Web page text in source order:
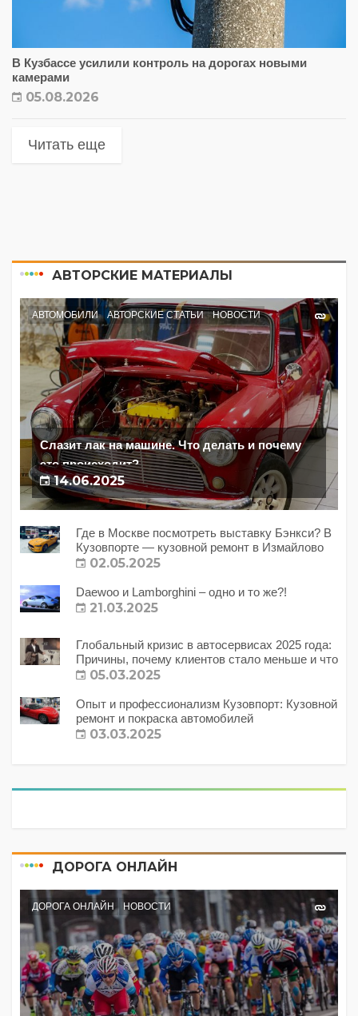
В Кузбассе усилили контроль на дорогах новыми
камерами
05.08.2026
Читать еще
АВТОРСКИЕ МАТЕРИАЛЫ
АВТОМОБИЛИ АВТОРСКИЕ СТАТЬИ НОВОСТИ
Слазит лак на машине. Что делать и почему
это происходит?
14.06.2025
Где в Москве посмотреть выставку Бэнкси? В
Кузовпорте — кузовной ремонт в Измайлово
02.05.2025
Daewoo и Lamborghini – одно и то же?!
21.03.2025
Глобальный кризис в автосервисах 2025 года:
Причины, почему клиентов стало меньше и что
с этим делать?
05.03.2025
Опыт и профессионализм Кузовпорт: Кузовной
ремонт и покраска автомобилей
03.03.2025
ДОРОГА ОНЛАЙН
ДОРОГА ОНЛАЙН НОВОСТИ